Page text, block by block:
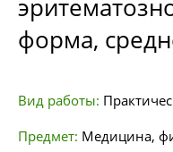
форма,
Вид работы:
Предмет: Медицина,